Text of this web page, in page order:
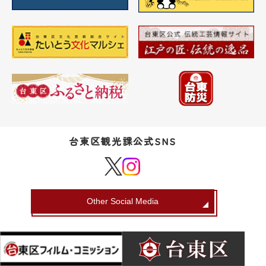
台東区観光課公式SNS
Other Social Media